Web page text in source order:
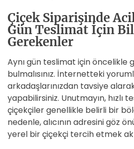
Çiçek Siparişinde
Gün Teslimat İçin
Gerekenler
Aynı gün teslimat için öncelikle
bulmalısınız. İnternetteki
arkadaşlarınızdan tavsiye
yapabilirsiniz. Unutmayın, hızlı
çiçekçiler genellikle belirli bir
nedenle, alıcının adresini göz
yerel bir çiçekçi tercih etmek